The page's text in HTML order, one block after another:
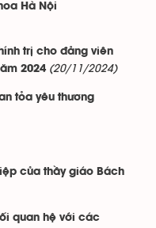
Hà Nội
trị cho đảng viên
2024 (20/11/2024)
tỏa yêu thương
của thầy giáo Bách
quan hệ với các